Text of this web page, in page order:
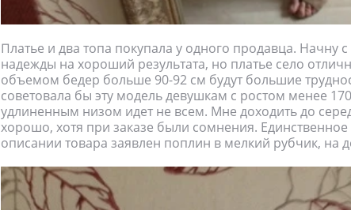
Платье и два топа покупала у одного продавца. Начну
надежды на хороший результата, но платье село
объемом бедер больше 90-92 см будут большие
советовала бы эту модель девушкам с ростом менее
удлиненным низом идет не всем. Мне доходить до
хорошо, хотя при заказе были сомнения. Единственное
описании товара заявлен поплин в мелкий рубчик, на